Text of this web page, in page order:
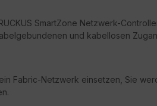
SmartZone Netzwerk-
und kabellosen
Fabric-Netzwerk einsetzen, Sie